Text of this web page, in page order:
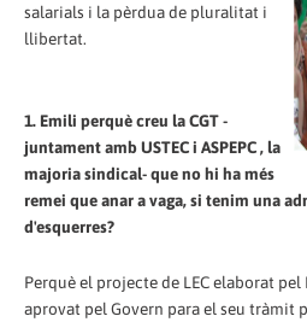
salarials i la pèrdua de pluralitat i
llibertat.
1. Emili perquè creu la CGT -
juntament amb USTEC i ASPEPC , la
majoria sindical- que no hi ha més
remei que anar a vaga, si tenim una
d'esquerres?
Perquè el projecte de LEC elaborat
aprovat pel Govern para el seu tràmit